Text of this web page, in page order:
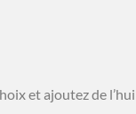
et ajoutez de